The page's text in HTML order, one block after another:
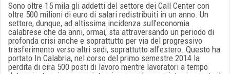
Sono oltre 15 mila gli addetti del settore dei Call Center con
oltre 500 milioni di euro di salari redistribuiti in un anno. Un
settore, dunque, ad altissima incidenza sull'economia
calabrese che da anni, ormai, sta attraversando un periodo di
profonda crisi anche e soprattutto per via del progressivo
trasferimento verso altri sedi, soprattutto all'estero. Questo ha
portato In Calabria, nel corso del primo semestre 2014 la
perdita di cira 500 posti di lavoro mentre lavoratori a tempo